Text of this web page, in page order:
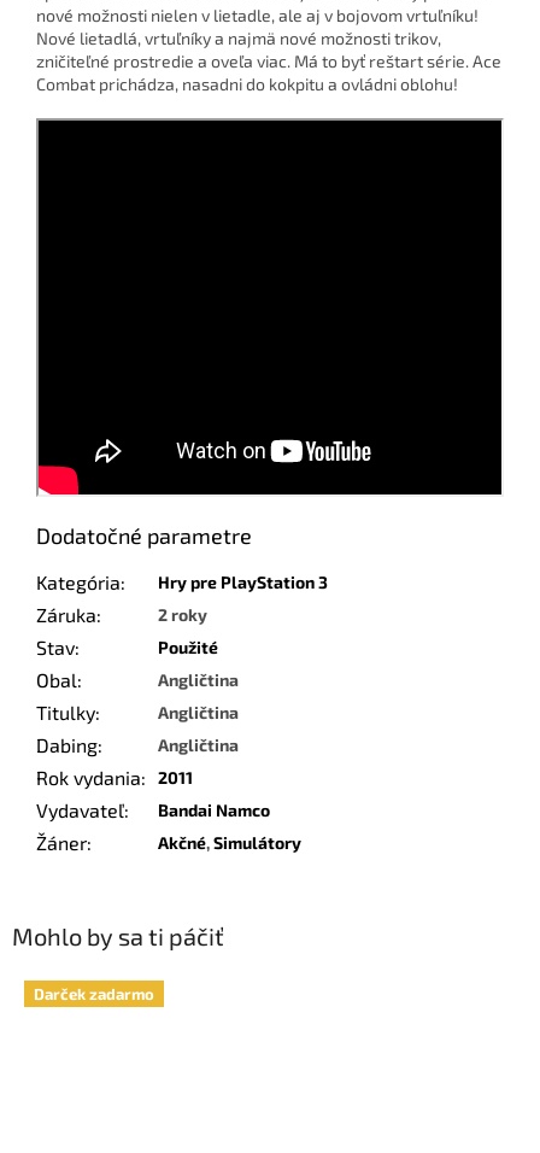
Mohlo by sa ti páčiť
Darček zadarmo
nové možnosti nielen v lietadle, ale aj v bojovom vrtuľníku!
Nové lietadlá, vrtuľníky a najmä nové možnosti trikov,
zničiteľné prostredie a oveľa viac. Má to byť reštart série. Ace
Combat prichádza, nasadni do kokpitu a ovládni oblohu!
Dodatočné parametre
Kategória: Hry pre PlayStation 3
Záruka: 2 roky
Stav: Použité
Obal: Angličtina
Titulky: Angličtina
Dabing: Angličtina
Rok vydania: 2011
Vydavateľ: Bandai Namco
Žáner: Akčné,Simulátory